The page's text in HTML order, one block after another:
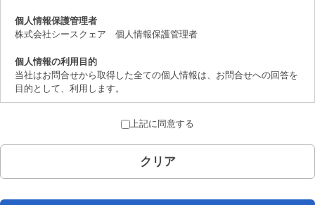
個人情報保護管理者
株式会社シースクェア 個人情報保護管理者
個人情報の利用目的
当社はお問合せから取得した全ての個人情報は、お問合せへの回答を
目的として、利用します。
取得した個人情報は、法律上許されている場合を除き、ご本人の了解
を得ることなく第三者に提供することはありません。
個人情報の取扱いの委託について
上記に同意する
クリア